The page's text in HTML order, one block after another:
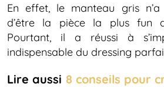
En effet, le manteau gris
d’être la pièce la plus fun
Pourtant, il a réussi à
indispensable du dressing
Lire aussi 8 conseils pour